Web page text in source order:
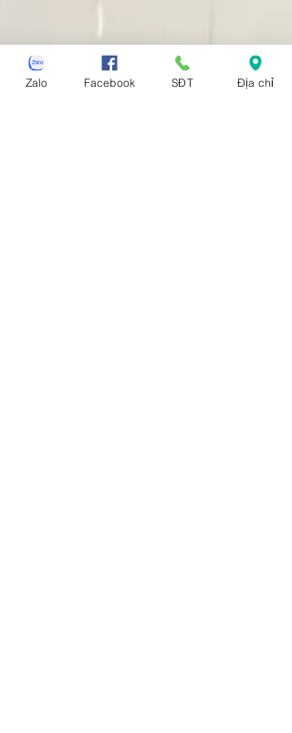
Zalo Facebook SĐT Địa chỉ